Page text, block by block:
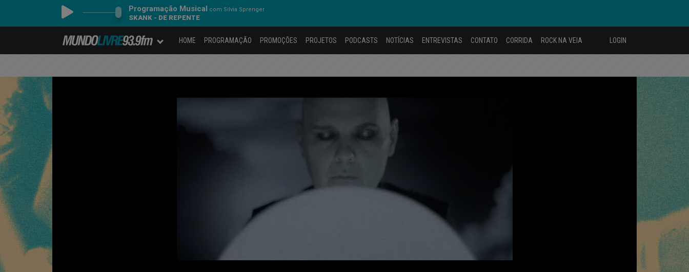
Programação Musical com Silvia Sprenger
SKANK - DE REPENTE
HOME PROGRAMAÇÃO PROMOÇÕES PROJETOS PODCASTS NOTÍCIAS ENTREVISTAS CONTATO CORRIDA ROCK NA VEIA LOGIN